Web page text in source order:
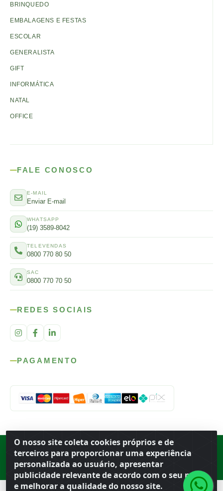
O nosso site coleta cookies próprios e de
terceiros para proporcionar uma experiência
personalizada ao usuário, apresentar
publicidade relevante de acordo com o seu perfil
e melhorar a qualidade do nosso site.
BRINQUEDO
EMBALAGENS E FESTAS
ESCOLAR
GENERALISTA
GIFT
INFORMÁTICA
NATAL
OFFICE
FALE CONOSCO
E-MAIL
Enviar E-mail
WHATSAPP
(19) 3589-8042
TELEVENDAS
0800 770 80 50
SAC
0800 770 70 50
REDES SOCIAIS
PAGAMENTO
Rod. SP-215, s/n, km 98 — Área Rural Porto Ferreira ·BR
· CEP
· CNPJ 56.679.863/0001-91
© 2026 Atacado Ideal